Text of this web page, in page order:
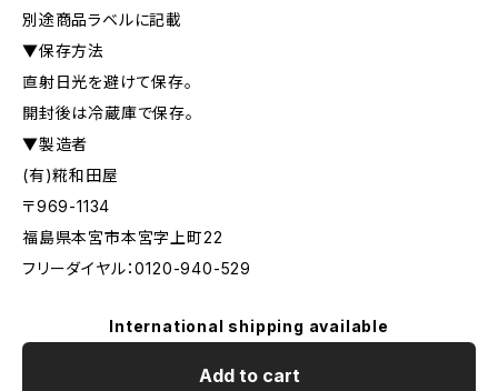
別途商品ラベルに記載
▼保存方法
直射日光を避けて保存。
開封後は冷蔵庫で保存。
▼製造者
(有)糀和田屋
〒969-1134
福島県本宮市本宮字上町22
フリーダイヤル：0120-940-529
International shipping available
Add to cart